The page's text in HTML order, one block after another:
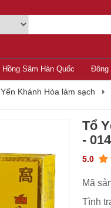
Hồng Sâm Hàn Quốc Đông
Yến Khánh Hòa làm sạch
Tổ
- 014
5.0
Mã
Tình